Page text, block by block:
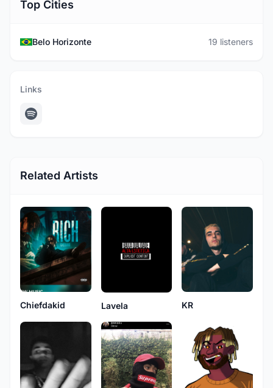
Top Cities
Belo Horizonte 19 listeners
Links
Related Artists
Chiefdakid Lavela KR